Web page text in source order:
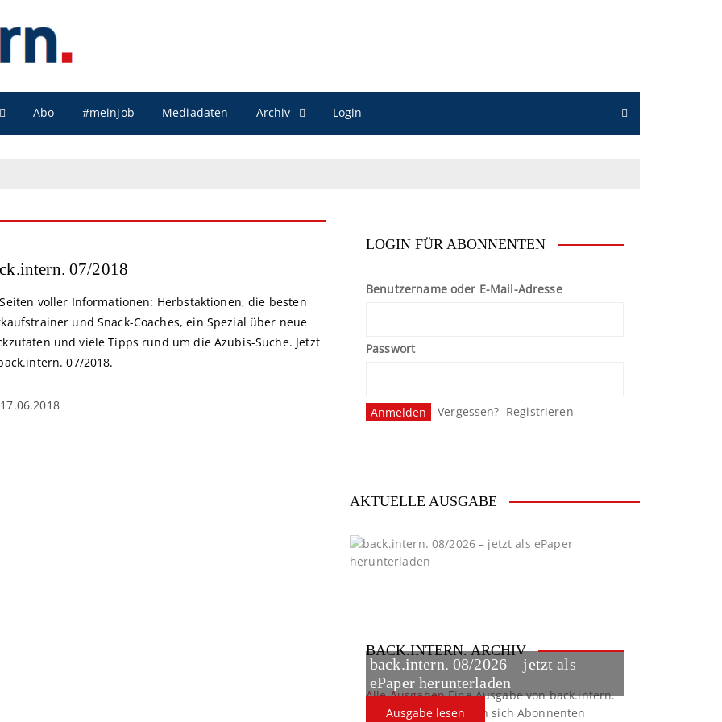
Abo #meinjob Mediadaten Archiv Login
07/2018
voller Informationen: Herbstaktionen, die besten
und Snack-Coaches, ein Spezial über neue
und viele Tipps rund um die Azubis-Suche. Jetzt
07/2018.
17.06.2018
LOGIN FÜR ABONNENTEN
Benutzername oder E-Mail-Adresse
Passwort
Vergessen? Registrieren
AKTUELLE AUSGABE
back.intern. 08/2026 – jetzt als
ePaper herunterladen
Ausgabe lesen
BACK.INTERN. ARCHIV
Alle AusgabenEine Ausgabe von back.intern.
verpasst? Hier können sich Abonnenten